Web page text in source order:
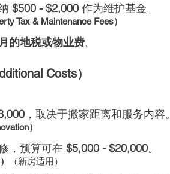
$500 - $2,000 作为维护基金。
Tax & Maintenance Fees）
的地税或物业费。
Costs）
，取决于搬家距离和服务内容。
）
，预算可在 $5,000 - $20,000。
（新房适用）